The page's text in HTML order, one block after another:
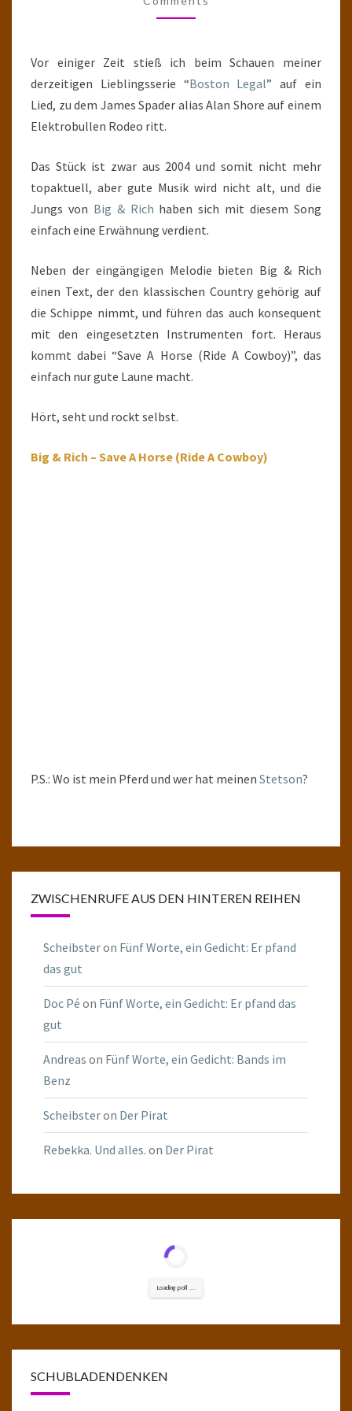
Vor einiger Zeit stieß ich beim Schauen meiner
derzeitigen Lieblingsserie “Boston Legal” auf ein
Lied, zu dem James Spader alias Alan Shore auf einem
Elektrobullen Rodeo ritt.
Das Stück ist zwar aus 2004 und somit nicht mehr
topaktuell, aber gute Musik wird nicht alt, und die
Jungs von Big & Rich haben sich mit diesem Song
einfach eine Erwähnung verdient.
Neben der eingängigen Melodie bieten Big & Rich
einen Text, der den klassischen Country gehörig auf
die Schippe nimmt, und führen das auch konsequent
mit den eingesetzten Instrumenten fort. Heraus
kommt dabei “Save A Horse (Ride A Cowboy)”, das
einfach nur gute Laune macht.
Hört, seht und rockt selbst.
Big & Rich – Save A Horse (Ride A Cowboy)
P.S.: Wo ist mein Pferd und wer hat meinen Stetson?
ZWISCHENRUFE AUS DEN HINTEREN REIHEN
Scheibsteron Fünf Worte, ein Gedicht: Er pfand
das gut
Doc Pé on Fünf Worte, ein Gedicht: Er pfand das
gut
Andreas on Fünf Worte, ein Gedicht: Bands im
Benz
Scheibsteron Der Pirat
Rebekka. Und alles. on Der Pirat
Loading poll ...
SCHUBLADENDENKEN